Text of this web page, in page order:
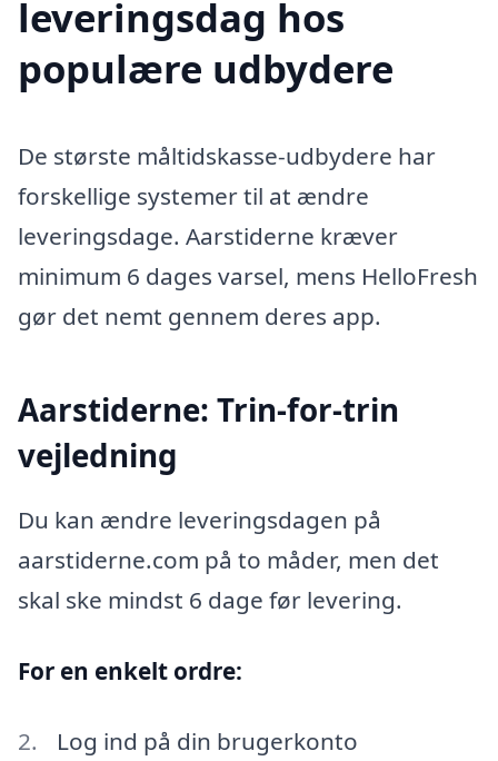
leveringsdag hos
populære udbydere
De største måltidskasse-udbydere har
forskellige systemer til at ændre
leveringsdage. Aarstiderne kræver
minimum 6 dages varsel, mens HelloFresh
gør det nemt gennem deres app.
Aarstiderne: Trin-for-trin
vejledning
Du kan ændre leveringsdagen på
aarstiderne.com på to måder, men det
skal ske mindst 6 dage før levering.
For en enkelt ordre:
Log ind på din brugerkonto